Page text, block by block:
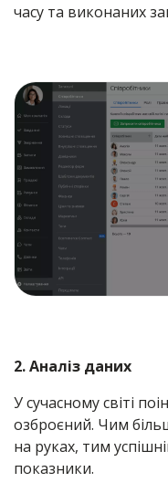
часу та виконаних
2. Аналіз даних
У сучасному світі
озброєний. Чим
на руках, тим
показники.